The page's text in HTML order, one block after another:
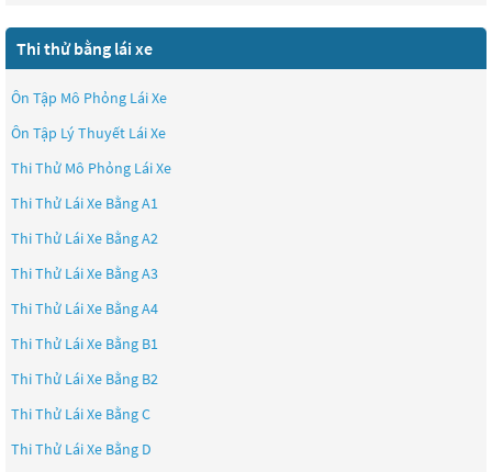
Thi thử bằng lái xe
Ôn Tập Mô Phỏng Lái Xe
Ôn Tập Lý Thuyết Lái Xe
Thi Thử Mô Phỏng Lái Xe
Thi Thử Lái Xe Bằng A1
Thi Thử Lái Xe Bằng A2
Thi Thử Lái Xe Bằng A3
Thi Thử Lái Xe Bằng A4
Thi Thử Lái Xe Bằng B1
Thi Thử Lái Xe Bằng B2
Thi Thử Lái Xe Bằng C
Thi Thử Lái Xe Bằng D